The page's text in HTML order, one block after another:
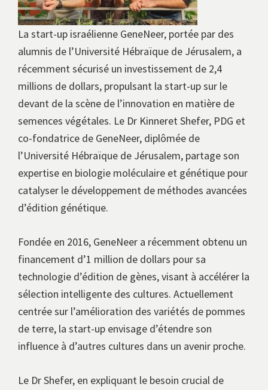
La start-up israélienne GeneNeer, portée par des
alumnis de l’Université Hébraïque de Jérusalem, a
récemment sécurisé un investissement de 2,4
millions de dollars, propulsant la start-up sur le
devant de la scène de l’innovation en matière de
semences végétales. Le Dr Kinneret Shefer, PDG et
co-fondatrice de GeneNeer, diplômée de
l’Université Hébraïque de Jérusalem, partage son
expertise en biologie moléculaire et génétique pour
catalyser le développement de méthodes avancées
d’édition génétique.
Fondée en 2016, GeneNeer a récemment obtenu un
financement d’1 million de dollars pour sa
technologie d’édition de gènes, visant à accélérer la
sélection intelligente des cultures. Actuellement
centrée sur l’amélioration des variétés de pommes
de terre, la start-up envisage d’étendre son
influence à d’autres cultures dans un avenir proche.
Le Dr Shefer, en expliquant le besoin crucial de